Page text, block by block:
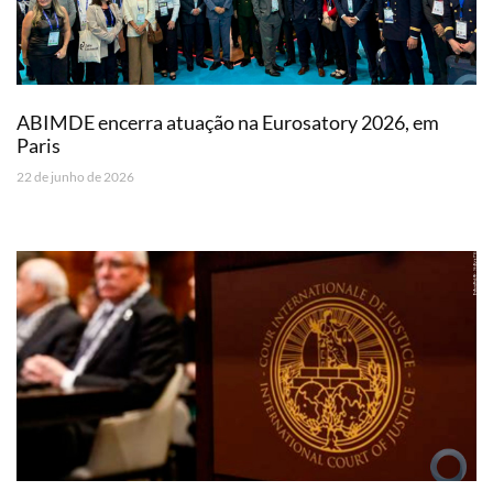
ABIMDE encerra atuação na Eurosatory 2026, em
Paris
22 de junho de 2026